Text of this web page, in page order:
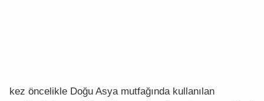
kez öncelikle Doğu Asya mutfağında kullanılan